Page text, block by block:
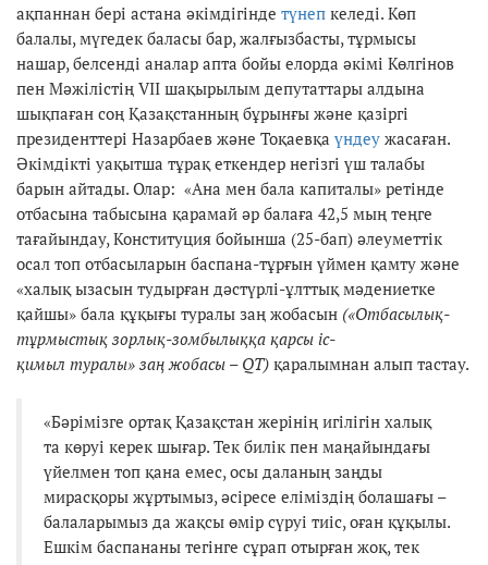
ақпаннан бері астана әкімдігінде түнеп келеді. Көп
балалы, мүгедек баласы бар, жалғызбасты, тұрмысы
нашар, белсенді аналар апта бойы елорда әкімі Көлгінов
пен Мәжілістің VII шақырылым депутаттары алдына
шықпаған соң Қазақстанның бұрынғы және қазіргі
президенттері Назарбаев және Тоқаевқа үндеу жасаған.
Әкімдікті уақытша тұрақ еткендер негізгі үш талабы
барын айтады. Олар: «Ана мен бала капиталы» ретінде
отбасына табысына қарамай әр балаға 42,5 мың теңге
тағайындау, Конституция бойынша (25-бап) әлеуметтік
осал топ отбасыларын баспана-тұрғын үймен қамту және
«халық ызасын тудырған дәстүрлі-ұлттық мәдениетке
қайшы» бала құқығы туралы заң жобасын («Отбасылық-
тұрмыстық зорлық-зомбылыққа қарсы іс-
қимыл туралы» заң жобасы – QT) қаралымнан алып тастау.
«Бәрімізге ортақ Қазақстан жерінің игілігін халық
та көруі керек шығар. Тек билік пен маңайындағы
үйелмен топ қана емес, осы даланың заңды
мирасқоры жұртымыз, әсіресе еліміздің болашағы –
балаларымыз да жақсы өмір сүруі тиіс, оған құқылы.
Ешкім баспананы тегінге сұрап отырған жоқ, тек